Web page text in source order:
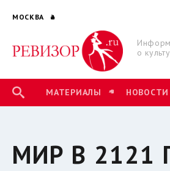
МОСКВА
о
МАТЕРИАЛЫ НОВОСТИ
МИР В 2121